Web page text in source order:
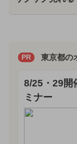
PR 東京都の
8/25・29開
ミナー